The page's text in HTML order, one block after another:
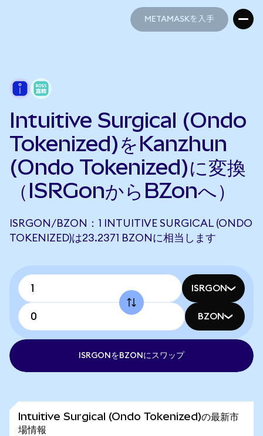
METAMASKを入手
Intuitive Surgical (Ondo
Tokenized)をKanzhun
(Ondo Tokenized)に変換
（ISRGonからBZonへ）
ISRGON/BZON：1 INTUITIVE SURGICAL (ONDO
TOKENIZED)は23.2371 BZONに相当します
ISRGON
BZON
ISRGONをBZONにスワップ
Intuitive Surgical (Ondo Tokenized)の最新市
場情報